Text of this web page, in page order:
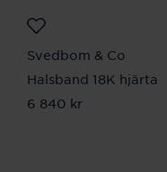
Svedbom & Co
Halsband 18K hjärta
Pris:6 840 kr
6 840 kr